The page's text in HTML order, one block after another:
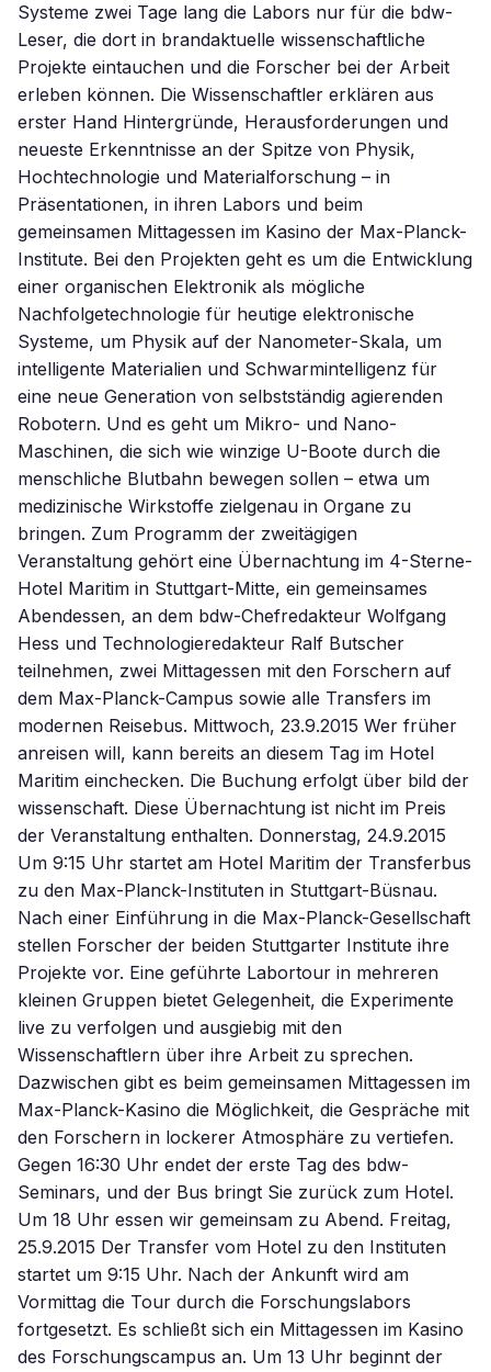
Systeme zwei Tage lang die Labors nur für die bdw-
Leser, die dort in brandaktuelle wissenschaftliche
Projekte eintauchen und die Forscher bei der Arbeit
erleben können. Die Wissenschaftler erklären aus
erster Hand Hintergründe, Herausforderungen und
neueste Erkenntnisse an der Spitze von Physik,
Hochtechnologie und Materialforschung – in
Präsentationen, in ihren Labors und beim
gemeinsamen Mittagessen im Kasino der Max-Planck-
Institute. Bei den Projekten geht es um die Entwicklung
einer organischen Elektronik als mögliche
Nachfolgetechnologie für heutige elektronische
Systeme, um Physik auf der Nanometer-Skala, um
intelligente Materialien und Schwarmintelligenz für
eine neue Generation von selbstständig agierenden
Robotern. Und es geht um Mikro- und Nano-
Maschinen, die sich wie winzige U-Boote durch die
menschliche Blutbahn bewegen sollen – etwa um
medizinische Wirkstoffe zielgenau in Organe zu
bringen. Zum Programm der zweitägigen
Veranstaltung gehört eine Übernachtung im 4-Sterne-
Hotel Maritim in Stuttgart-Mitte, ein gemeinsames
Abendessen, an dem bdw-Chefredakteur Wolfgang
Hess und Technologieredakteur Ralf Butscher
teilnehmen, zwei Mittagessen mit den Forschern auf
dem Max-Planck-Campus sowie alle Transfers im
modernen Reisebus. Mittwoch, 23.9.2015 Wer früher
anreisen will, kann bereits an diesem Tag im Hotel
Maritim einchecken. Die Buchung erfolgt über bild der
wissenschaft. Diese Übernachtung ist nicht im Preis
der Veranstaltung enthalten. Donnerstag, 24.9.2015
Um 9:15 Uhr startet am Hotel Maritim der Transferbus
zu den Max-Planck-Instituten in Stuttgart-Büsnau.
Nach einer Einführung in die Max-Planck-Gesellschaft
stellen Forscher der beiden Stuttgarter Institute ihre
Projekte vor. Eine geführte Labortour in mehreren
kleinen Gruppen bietet Gelegenheit, die Experimente
live zu verfolgen und ausgiebig mit den
Wissenschaftlern über ihre Arbeit zu sprechen.
Dazwischen gibt es beim gemeinsamen Mittagessen im
Max-Planck-Kasino die Möglichkeit, die Gespräche mit
den Forschern in lockerer Atmosphäre zu vertiefen.
Gegen 16:30 Uhr endet der erste Tag des bdw-
Seminars, und der Bus bringt Sie zurück zum Hotel.
Um 18 Uhr essen wir gemeinsam zu Abend. Freitag,
25.9.2015 Der Transfer vom Hotel zu den Instituten
startet um 9:15 Uhr. Nach der Ankunft wird am
Vormittag die Tour durch die Forschungslabors
fortgesetzt. Es schließt sich ein Mittagessen im Kasino
des Forschungscampus an. Um 13 Uhr beginnt der